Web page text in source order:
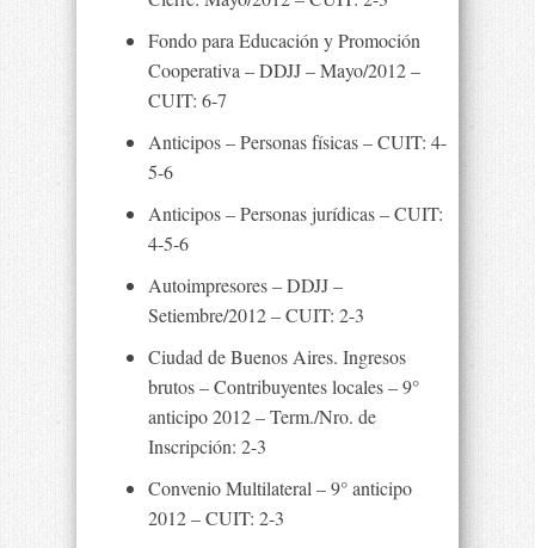
Fondo para Educación y Promoción
Cooperativa – DDJJ – Mayo/2012 –
CUIT: 6-7
Anticipos – Personas físicas – CUIT: 4-
5-6
Anticipos – Personas jurídicas – CUIT:
4-5-6
Autoimpresores – DDJJ –
Setiembre/2012 – CUIT: 2-3
Ciudad de Buenos Aires. Ingresos
brutos – Contribuyentes locales – 9°
anticipo 2012 – Term./Nro. de
Inscripción: 2-3
Convenio Multilateral – 9° anticipo
2012 – CUIT: 2-3